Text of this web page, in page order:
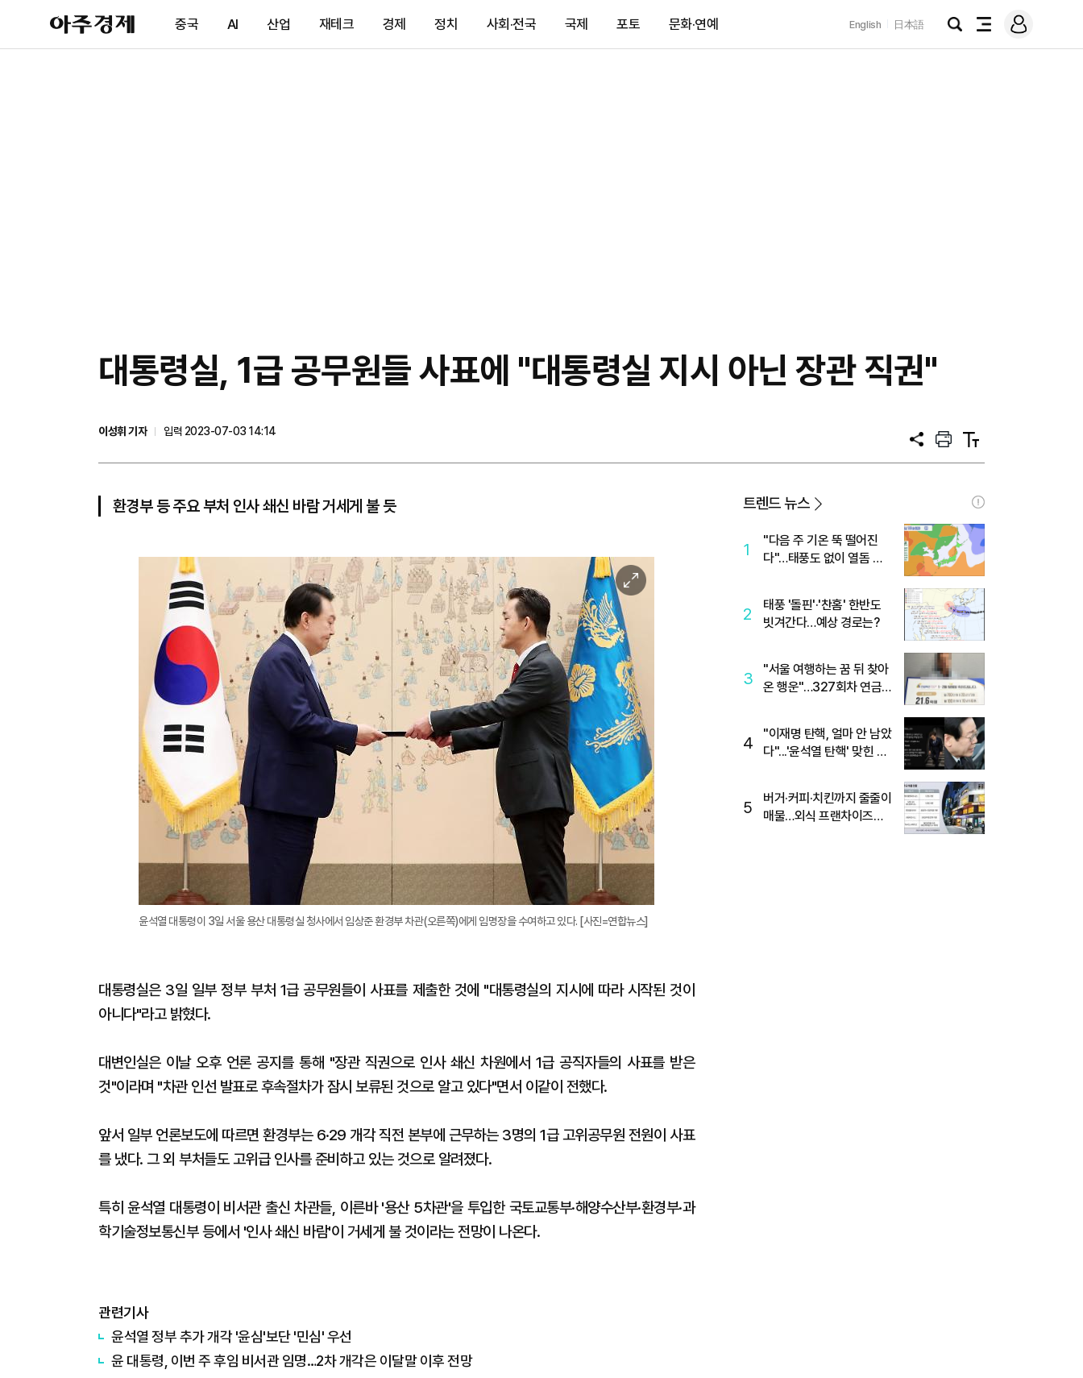
아
주
제
중국 AI 산업 재테크 경제 정치 사회·전국 국제 포토 문화·연예 English 日本語
검
전
메
그
대통령실, 1급 공무원들 사표에 "대통령실 지시 아닌 장관 직권"
이성휘 기자
입력 2023-07-03 14:14
공
프
트
텍
트
환경부 등 주요 부처 인사 쇄신 바람 거세게 불 듯
이
미
지
확
대
윤석열 대통령이 3일 서울 용산 대통령실 청사에서 임상준 환경부 차관(오른쪽)에게 임명장을 수여하고 있다. [사진=연합뉴스]
대통령실은 3일 일부 정부 부처 1급 공무원들이 사표를 제출한 것에 "대통령실의 지시에 따라 시작된 것이
아니다"라고 밝혔다.
대변인실은 이날 오후 언론 공지를 통해 "장관 직권으로 인사 쇄신 차원에서 1급 공직자들의 사표를 받은
것"이라며 "차관 인선 발표로 후속절차가 잠시 보류된 것으로 알고 있다"면서 이같이 전했다.
앞서 일부 언론보도에 따르면 환경부는 6·29 개각 직전 본부에 근무하는 3명의 1급 고위공무원 전원이 사표
를 냈다. 그 외 부처들도 고위급 인사를 준비하고 있는 것으로 알려졌다.
특히 윤석열 대통령이 비서관 출신 차관들, 이른바 '용산 5차관'을 투입한 국토교통부·해양수산부·환경부·과
학기술정보통신부 등에서 '인사 쇄신 바람'이 거세게 불 것이라는 전망이 나온다.
관련기사
윤석열 정부 추가 개각 '윤심'보단 '민심' 우선
​윤 대통령, 이번 주 후임 비서관 임명…2차 개각은 이달말 이후 전망
트렌드 뉴스
1
"다음 주 기온 뚝 떨어진
다"…태풍도 없이 열돔 박
2
태풍 '돌핀'·'찬홈' 한반도
빗겨간다…예상 경로는?
3
"서울 여행하는 꿈 뒤 찾아
온 행운"…327회차 연금
4
"이재명 탄핵, 얼마 안 남았
다"...'윤석열 탄핵' 맞힌 무
5
버거·커피·치킨까지 줄줄이
매물…외식 프랜차이즈